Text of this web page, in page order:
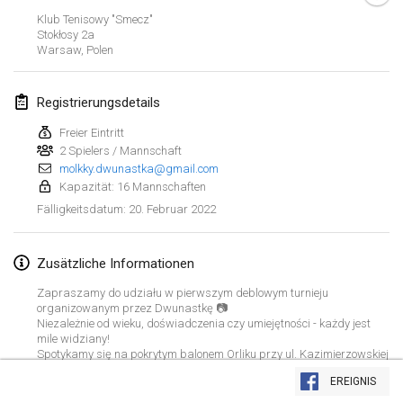
Liste anzeigen
Klub Tenisowy "Smecz"
Stokłosy 2a
Warsaw, Polen
Registrierungsdetails
Freier Eintritt
2 Spielers / Mannschaft
molkky.dwunastka@gmail.com
Kapazität: 16 Mannschaften
Fälligkeitsdatum: 20. Februar 2022
Zusätzliche Informationen
Zapraszamy do udziału w pierwszym deblowym turnieju
organizowanym przez Dwunastkę 📷
Niezależnie od wieku, doświadczenia czy umiejętności - każdy jest
mile widziany!
Spotykamy się na pokrytym balonem Orliku przy ul. Kazimierzowskiej
EREIGNIS
Februar 2022
4. Feb. 2022|Tschechische Republik
TangoMölkky
5. Feb. 2022|Finnland
Kohti Kisoja
Yamagata Tournament
13. Feb. 2022|Japan
West Indiv Cup